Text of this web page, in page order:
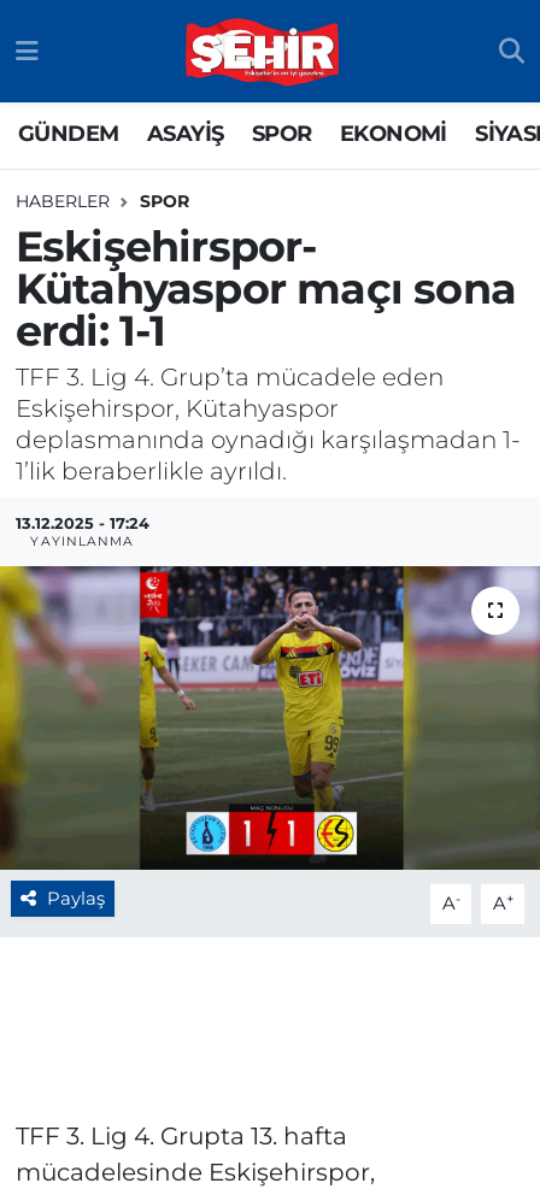
GÜNDEM ASAYİŞ SPOR EKONOMİ
HABERLER SPOR
Eskişehirspor-
Kütahyaspor maçı sona
erdi: 1-1
TFF 3. Lig 4. Grup’ta mücadele eden
Eskişehirspor, Kütahyaspor
deplasmanında oynadığı karşılaşmadan 1-
1’lik beraberlikle ayrıldı.
13.12.2025 - 17:24
YAYINLANMA
Paylaş A- A+
TFF 3. Lig 4. Grupta 13. hafta
mücadelesinde Eskişehirspor,
SPOR
EKONOMİ
SİYASET
RESMİ İLAN
SİYASET
SPOR
EKONOMİ
EĞİTİM
SAĞLIK
TEKNOLOJİ
BÖLGE
YAŞAM
DÜNYA
RESMİ İLAN
Odunpazarı Nöbetçi Eczaneler
Odunpazarı Hava Durumu
Odunpazarı Trafik Yoğunluk Haritası
TFF 3.Lig 4.Grup Puan Durumu ve Fikstür
Tüm Manşetler
Son Dakika Haberleri
Haber Arşivi